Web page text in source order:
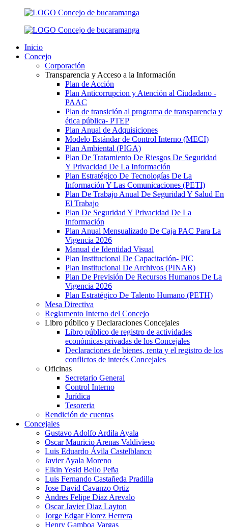
Inicio
Concejo
Corporación
Transparencia y Acceso a la Información
Plan de Acción
Plan Anticorrupcion y Atención al Ciudadano -
PAAC
Plan de transición al programa de transparencia y
ética pública- РТЕР
Plan Anual de Adquisiciones
Modelo Estándar de Control Interno (MECI)
Plan Ambiental (PIGA)
Plan De Tratamiento De Riesgos De Seguridad
Y Privacidad De La Información
Plan Estratégico De Tecnologías De La
Información Y Las Comunicaciones (PETI)
Plan De Trabajo Anual De Seguridad Y Salud En
El Trabajo
Plan De Seguridad Y Privacidad De La
Información
Plan Anual Mensualizado De Caja PAC Para La
Vigencia 2026
Manual de Identidad Visual
Plan Institucional De Capacitación- PIC
Plan Institucional De Archivos (PINAR)
Plan De Previsión De Recursos Humanos De La
Vigencia 2026
Plan Estratégico De Talento Humano (PETH)
Mesa Directiva
Reglamento Interno del Concejo
Libro público y Declaraciones Concejales
Libro público de registro de actividades
económicas privadas de los Concejales
Declaraciones de bienes, renta y el registro de los
conflictos de interés Concejales
Oficinas
Secretario General
Control Interno
Jurídica
Tesoreria
Rendición de cuentas
Concejales
Gustavo Adolfo Ardila Ayala
Oscar Mauricio Arenas Valdivieso
Luis Eduardo Ávila Castelblanco
Javier Ayala Moreno
Elkin Yesid Bello Peña
Luis Fernando Castañeda Pradilla
Jose David Cavanzo Ortiz
Andres Felipe Diaz Arevalo
Oscar Javier Diaz Layton
Jorge Edgar Florez Herrera
Henry Gamboa Vargas